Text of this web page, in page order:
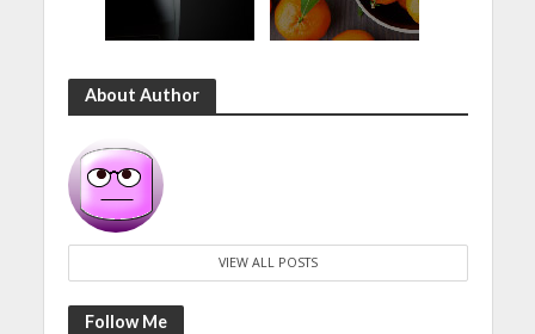
About Author
VIEW ALL POSTS
Follow Me